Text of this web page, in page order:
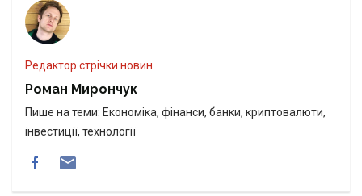
Редактор стрічки новин
Роман Мирончук
Пише на теми: Економіка, фінанси, банки, криптовалюти,
інвестиції, технології